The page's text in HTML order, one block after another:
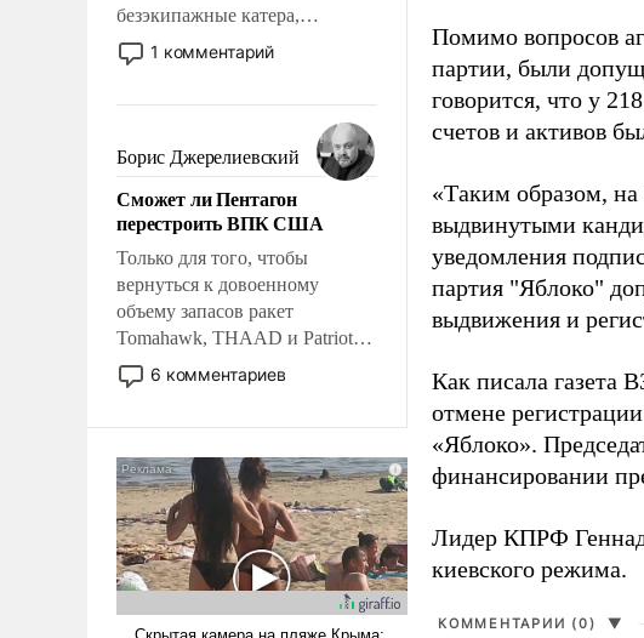
безэкипажные катера,
применение которых уже
стало обыденностью. Задача по
сложна и амбициозна. Однако
и ее реализация радикально
поднимет наши боевые
возможности.
1 комментарий
Борис Джерелиевский
Сможет ли Пентагон
перестроить ВПК США
Только для того, чтобы
вернуться к довоенному
объему запасов ракет
Tomahawk, THAAD и Patriot
США потребуется более трех
лет. Даже небольшая война с
Сложившаяся ситуация
означает многолетний период
уязвимости США, например,
перед Китаем.
6 комментариев
Помимо вопросов
партии, были
говорится, что у
счетов и активов
«Таким образом,
выдвинутыми
уведомления
партия "Яблоко"
выдвижения и
Как писала газета
отмене
«Яблоко».
финансировании
Лидер КПРФ
киевского режима.
КОММЕНТАРИИ (0) ▼